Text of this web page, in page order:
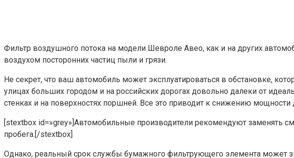
Фильтр воздушного потока на модели Шевроле Авео, как и на других
воздухом посторонних частиц пыли и грязи.
Не секрет, что ваш автомобиль может эксплуатироваться в обстановке,
улицах больших городом и на российских дорогах довольно далеки от
стенках и на поверхностях поршней. Все это приводит к снижению
[stextbox id=»grey»]Автомобильные производители рекомендуют заменять
пробега.[/stextbox]
Однако, реальный срок службы бумажного фильтрующего элемента может